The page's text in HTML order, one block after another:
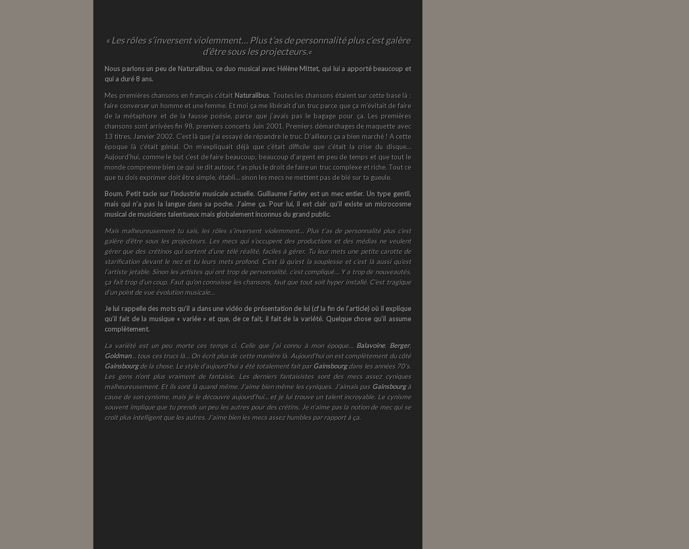
« Les rôles s’inversent violemment… Plus t’as de personnalité plus c’est galère
d’être sous les projecteurs.«
Nous parlons un peu de Naturalibus, ce duo musical avec Hélène Mittet, qui lui a apporté beaucoup et
qui a duré 8 ans.
Mes premières chansons en français c’était Naturalibus. Toutes les chansons étaient sur cette base là :
faire converser un homme et une femme. Et moi ça me libérait d’un truc parce que ça m’évitait de faire
de la métaphore et de la fausse poésie, parce que j’avais pas le bagage pour ça. Les premières
chansons sont arrivées fin 98, premiers concerts Juin 2001. Premiers démarchages de maquette avec
13 titres, Janvier 2002. C’est là que j’ai essayé de répandre le truc. D’ailleurs ça a bien marché ! A cette
époque là c’était génial. On m’expliquait déjà que c’était difficile que c’était la crise du disque…
Aujourd’hui, comme le but c’est de faire beaucoup, beaucoup d’argent en peu de temps et que tout le
monde comprenne bien ce qui se dit autour, t’as plus le droit de faire un truc complexe et riche. Tout ce
que tu dois exprimer doit être simple, établi… sinon les mecs ne mettent pas de blé sur ta gueule.
Boum. Petit tacle sur l’industrie musicale actuelle. Guillaume Farley est un mec entier. Un type gentil,
mais qui n’a pas la langue dans sa poche. J’aime ça. Pour lui, il est clair qu’il existe un microcosme
musical de musiciens talentueux mais globalement inconnus du grand public.
Mais malheureusement tu sais, les rôles s’inversent violemment… Plus t’as de personnalité plus c’est
galère d’être sous les projecteurs. Les mecs qui s’occupent des productions et des médias ne veulent
gérer que des crétinos qui sortent d’une télé réalité, faciles à gérer. Tu leur mets une petite carotte de
starification devant le nez et tu leurs mets profond. C’est là qu’est la souplesse et c’est là aussi qu’est
l’artiste jetable. Sinon les artistes qui ont trop de personnalité, c’est compliqué… Y a trop de nouveautés,
ça fait trop d’un coup. Faut qu’on connaisse les chansons, faut que tout soit hyper installé. C’est tragique
d’un point de vue évolution musicale…
Je lui rappelle des mots qu’il a dans une vidéo de présentation de lui (cf la fin de l’article) où il explique
qu’il fait de la musique « variée » et que, de ce fait, il fait de la variété. Quelque chose qu’il assume
complètement.
La variété est un peu morte ces temps ci. Celle que j’ai connu à mon époque… Balavoine, Berger,
Goldman… tous ces trucs là… On écrit plus de cette manière là. Aujourd’hui on est complètement du côté
Gainsbourgde la chose. Le style d’aujourd’hui a été totalement fait parGainsbourgdans les années 70’s.
Les gens n’ont plus vraiment de fantaisie. Les derniers fantaisistes sont des mecs assez cyniques
malheureusement. Et ils sont là quand même. J’aime bien même les cyniques. J’aimais pas Gainsbourgà
cause de son cynisme, mais je le découvre aujourd’hui… et je lui trouve un talent incroyable. Le cynisme
souvent implique que tu prends un peu les autres pour des crétins. Je n’aime pas la notion de mec qui se
croit plus intelligent que les autres. J’aime bien les mecs assez humbles par rapport à ça.